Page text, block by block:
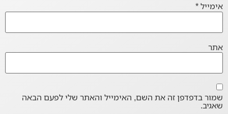
אימייל*
אתר
שמור בדפדפן זה את השם, האימייל והאתר שלי לפעם הבאה
שאגיב.